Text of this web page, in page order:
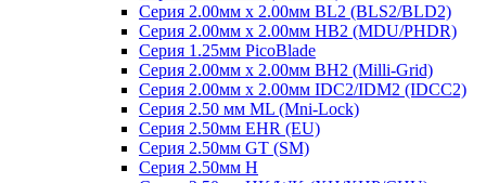
Серия 2.00мм x 2.00мм BL2 (BLS2/BLD2)
Серия 2.00мм x 2.00мм HB2 (MDU/PHDR)
Серия 1.25мм PicoBlade
Серия 2.00мм х 2.00мм BH2 (Milli-Grid)
Серия 2.00мм х 2.00мм IDC2/IDM2 (IDCC2)
Серия 2.50 мм ML (Mni-Lock)
Серия 2.50мм EHR (EU)
Серия 2.50мм GT (SM)
Серия 2.50мм H